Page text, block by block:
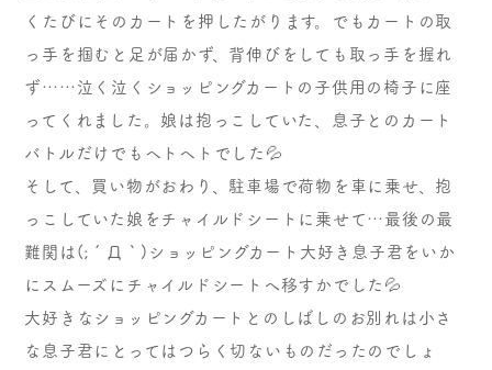
くたびにそのカートを押したがります。でもカートの取
っ手を掴むと足が届かず、背伸びをしても取っ手を握れ
ず……泣く泣くショッピングカートの子供用の椅子に座
ってくれました。娘は抱っこしていた、息子とのカート
バトルだけでもヘトヘトでした💦
そして、買い物がおわり、駐車場で荷物を車に乗せ、抱
っこしていた娘をチャイルドシートに乗せて…最後の最
難関は(;´Д｀)ショッピングカート大好き息子君をいか
にスムーズにチャイルドシートへ移すかでした💦
大好きなショッピングカートとのしばしのお別れは小さ
な息子君にとってはつらく切ないものだったのでしょ